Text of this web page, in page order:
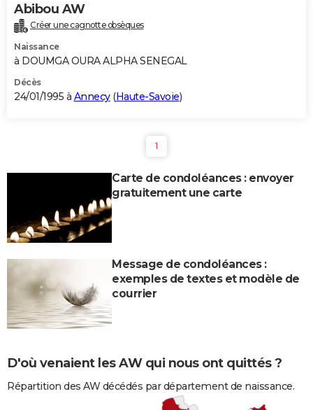
Abibou AW
Créer une cagnotte obsèques
Naissance
à DOUMGA OURA ALPHA SENEGAL
Décès
24/01/1995 à Annecy(Haute-Savoie)
1
Carte de condoléances : envoyer
gratuitement une carte
Message de condoléances :
exemples de textes et modèle de
courrier
D'où venaient les AW qui nous ont quittés ?
Répartition des AW décédés par département de naissance.